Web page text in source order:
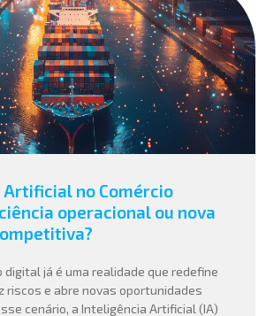
no Comércio
operacional ou nova
já é uma realidade que redefine
riscos e abre novas oportunidades
cenário, a Inteligência Artificial (IA)